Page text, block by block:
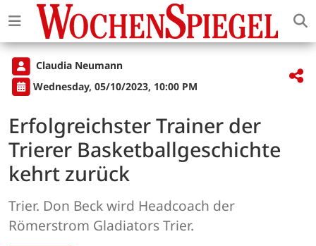
Claudia Neumann
Wednesday, 05/10/2023, 10:00 PM
Erfolgreichster Trainer der
Trierer Basketballgeschichte
kehrt zurück
Trier. Don Beck wird Headcoach der
Römerstrom Gladiators Trier.